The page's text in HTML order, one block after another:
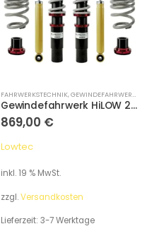
FAHRWERKSTECHNIK,GEWINDEFAHRWERKE
Gewindefahrwerk HiLOW 2 Dynamic für Volkswagen Golf VIII CD (Bracket 50mm) Baujahr: 19-
869,00 €
Lowtec
inkl. 19 % MwSt.
zzgl.Versandkosten
Lieferzeit: 3-7 Werktage